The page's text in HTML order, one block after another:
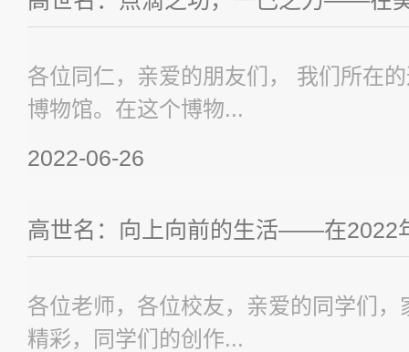
各位同仁，亲爱的朋友们， 我们所在
博物馆。在这个博物...
2022-06-26
高世名：向上向前的生活——在2022
各位老师，各位校友，亲爱的同学们
精彩，同学们的创作...